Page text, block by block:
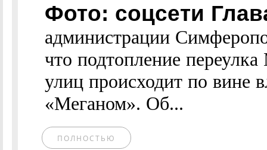
Фото: соцсети
администрации
что подтопление
улиц происходит по вине
«Меганом». Об...
ПОЛНОСТЬЮ